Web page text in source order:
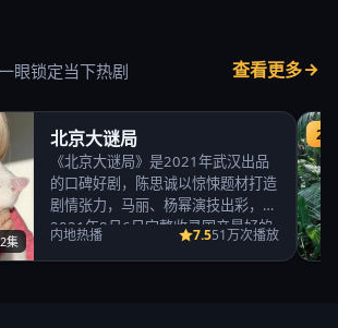
眼锁定当下热剧 查看更多
集
北京大谜局
《北京大谜局》是2021年武汉出品
的口碑好剧，陈思诚以惊悚题材打造
剧情张力，马丽、杨幂演技出彩，
2021年8月6日完整收录国产最好的
内地热播 7.551万次播放
2